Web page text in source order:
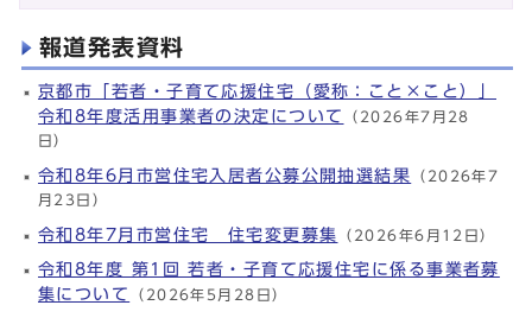
報道発表資料
京都市「若者・子育て応援住宅（愛称：こと×こと）」
令和8年度活用事業者の決定について
（2026年7月28
日）
令和8年6月市営住宅入居者公募公開抽選結果
（2026年7
月23日）
令和8年7月市営住宅 住宅変更募集
（2026年6月12日）
令和8年度 第1回 若者・子育て応援住宅に係る事業者募
集について
（2026年5月28日）